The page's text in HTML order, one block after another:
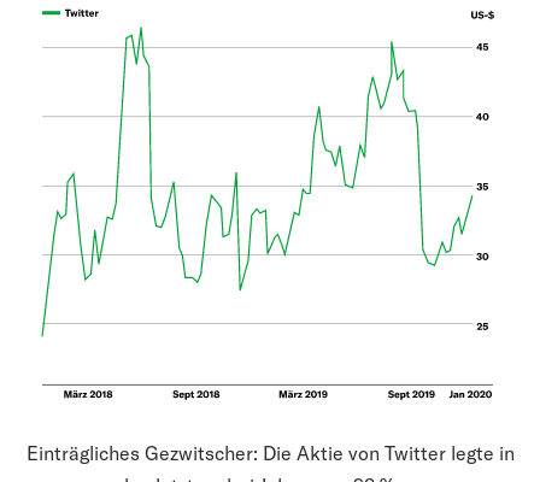
Einträgliches Gezwitscher: Die Aktie von Twitter legte in